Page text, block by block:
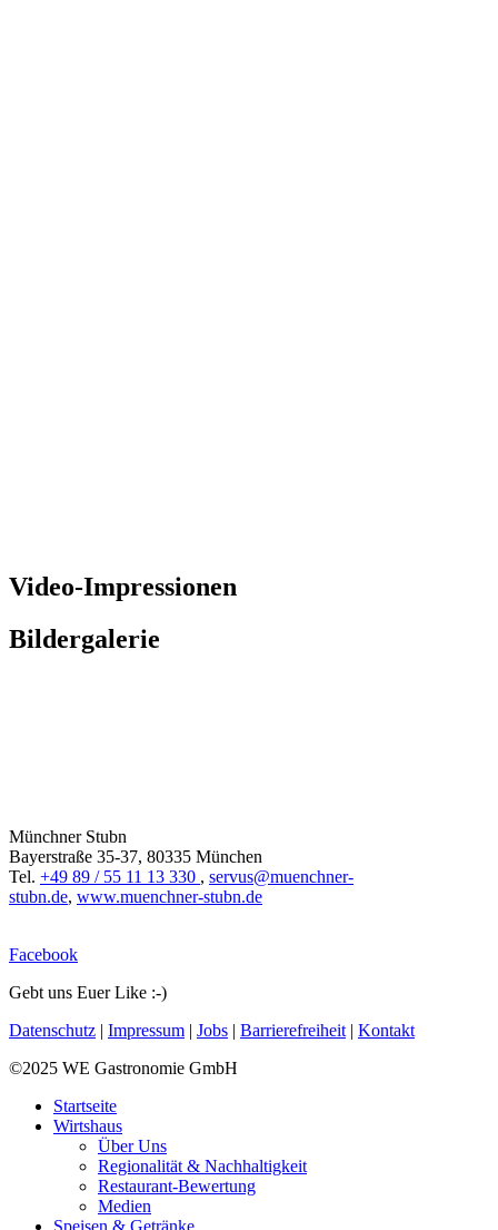
Video-Impressionen
Bildergalerie
Münchner Stubn
Bayerstraße 35-37, 80335 München
Tel. +49 89 / 55 11 13 330 , servus@muenchner-
stubn.de, www.muenchner-stubn.de
Facebook
Gebt uns Euer Like :-)
Datenschutz | Impressum | Jobs | Barrierefreiheit| Kontakt
©2025 WE Gastronomie GmbH
Startseite
Wirtshaus
Über Uns
Regionalität & Nachhaltigkeit
Restaurant-Bewertung
Medien